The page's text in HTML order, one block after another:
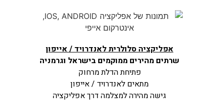
אפליקציה סלולרית לאנדרויד / אייפון
שרתים מהירים ממוקמים בישראל וגרמניה
פתיחת הדלת מרחוק
מתאים לאנדרויד / אייפון
גישה מהירה למצלמה דרך אפליקציה